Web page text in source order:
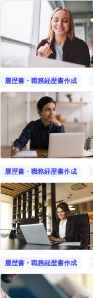
動画ギャラリー
履歴書・職務経歴書作成
履歴書・職務経歴書作成
履歴書・職務経歴書作成